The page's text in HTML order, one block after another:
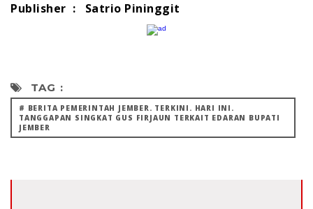
Publisher : Satrio Pininggit
TAG :
# BERITA PEMERINTAH JEMBER. TERKINI. HARI INI.
TANGGAPAN SINGKAT GUS FIRJAUN TERKAIT EDARAN BUPATI
JEMBER